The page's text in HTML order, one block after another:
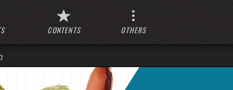
CONTENTS OTHERS